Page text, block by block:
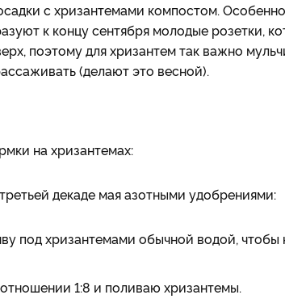
с хризантемами компостом.
к концу сентября молодые розетки,
поэтому для хризантем так важно
(делают это весной).
на хризантемах:
декаде мая азотными удобрениями:
под хризантемами обычной водой, чтобы
1:8 и поливаю хризантемы.